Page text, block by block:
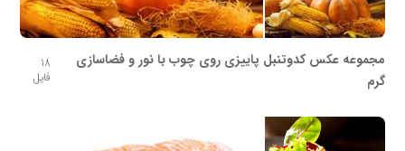
مجموعه عکس کدوتنبل پاییزی روی چوب با نور و فضاسازی
گرم
18
فایل